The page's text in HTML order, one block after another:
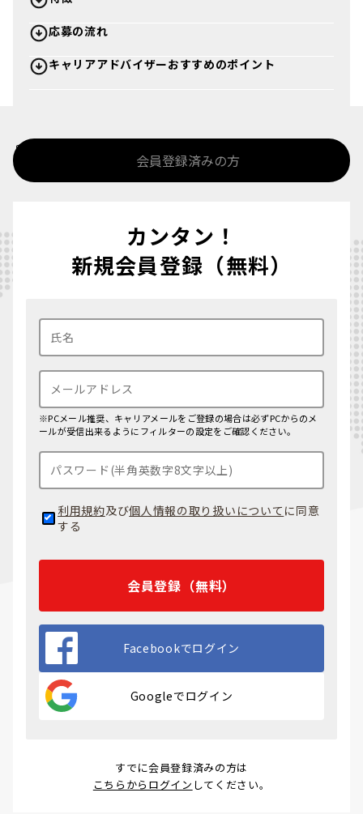
応募の流れ
キャリアアドバイザーおすすめのポイント
%>
会員登録済みの方
カンタン！
新規会員登録（無料）
※PCメール推奨、キャリアメールをご登録の場合は必ずPCからのメ
ールが受信出来るようにフィルターの設定をご確認ください。
利用規約及び個人情報の取り扱いについて に同意
する
会員登録（無料）
Facebookでログイン
Googleでログイン
すでに会員登録済みの方は
こちらからログイン してください。